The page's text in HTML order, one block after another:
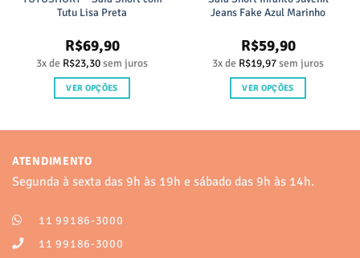
Tutu Lisa Preta
R$69,90
3x de R$23,30sem juros
VER OPÇÕES
várias
variantes.
podem
ser
Jeans Fake Azul Marinho
R$59,90
3x de R$19,97sem juros
VER OPÇÕES
variantes.
ATENDIMENTO
Segunda à sexta das 9h às 19h e sábado das 9h às 14h.
11 99186-3000
11 99186-3000